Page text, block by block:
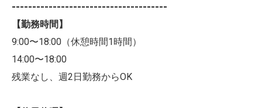
--------------------------------------
【勤務時間】
9:00〜18:00（休憩時間1時間）
14:00〜18:00
残業なし、週2日勤務からOK